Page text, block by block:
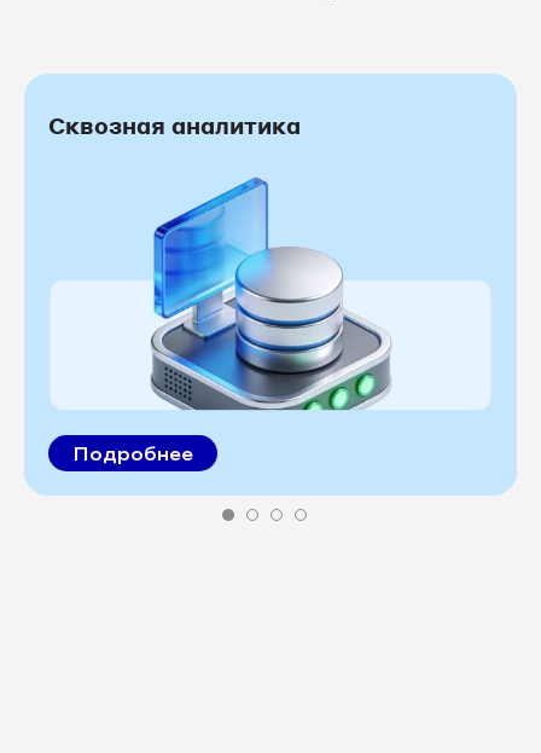
Сквозная аналитика
Подробнее